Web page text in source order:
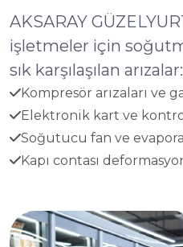
AKSARAY
işletmeler için
sık karşılaşılan arızalar:
Kompresör arızaları ve
Elektronik kart ve
Soğutucu fan ve
Kapı contası